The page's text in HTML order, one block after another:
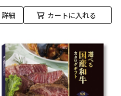
詳細 カートに入れる